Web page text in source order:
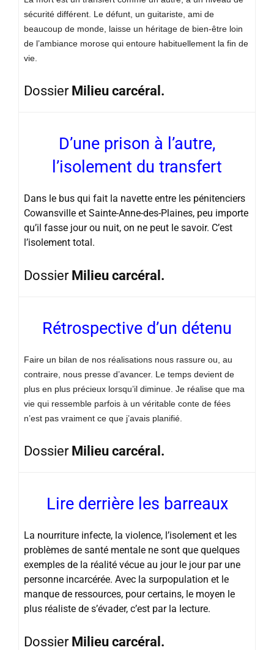
sécurité différent. Le défunt, un guitariste, ami de
beaucoup de monde, laisse un héritage de bien-être loin
de l’ambiance morose qui entoure habituellement la fin de
vie.
Dossier Milieu carcéral.
D’une prison à l’autre,
l’isolement du transfert
Dans le bus qui fait la navette entre les pénitenciers
Cowansville et Sainte-Anne-des-Plaines, peu importe
qu’il fasse jour ou nuit, on ne peut le savoir. C’est
l’isolement total.
DossierMilieu carcéral.
Rétrospective d’un détenu
Faire un bilan de nos réalisations nous rassure ou, au
contraire, nous presse d’avancer. Le temps devient de
plus en plus précieux lorsqu’il diminue. Je réalise que ma
vie qui ressemble parfois à un véritable conte de fées
n’est pas vraiment ce que j’avais planifié.
DossierMilieu carcéral.
Lire derrière les barreaux
La nourriture infecte, la violence, l’isolement et les
problèmes de santé mentale ne sont que quelques
exemples de la réalité vécue au jour le jour par une
personne incarcérée. Avec la surpopulation et le
manque de ressources, pour certains, le moyen le
plus réaliste de s’évader, c’est par la lecture.
DossierMilieu carcéral.